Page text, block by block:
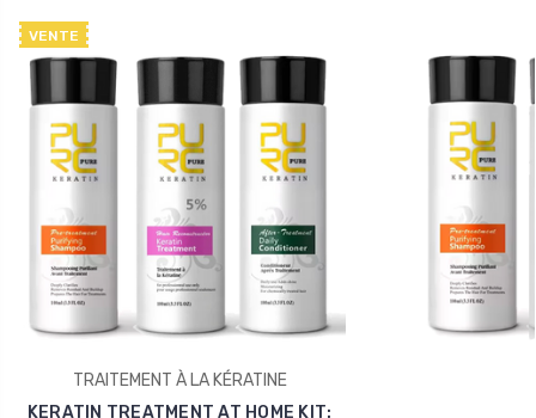
VENTE
TRAITEMENT À LA KÉRATINE
KERATIN TREATMENT AT HOME KIT: